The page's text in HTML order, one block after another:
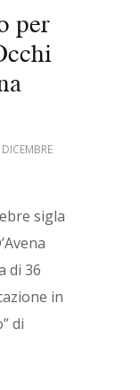
per
sigla
di 36
in
di